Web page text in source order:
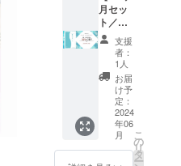
をご確
認くだ
さい。
※商品に
は送料
が含ま
れてい
ます。
マッス
ルト
レーニ
ング指
導。 全
6回 対
面の場
合は銀
座サロ
ンにて
開催
（Zoom
月セッ
ト／
30％OF
F】
【艶肌
女神】
1袋（90
粒／30
日分）
×36 販
売予定
価格：
支援
者：
1人
お届
け予
定：
2024
年06
月
こ
の
リ
タ
ー